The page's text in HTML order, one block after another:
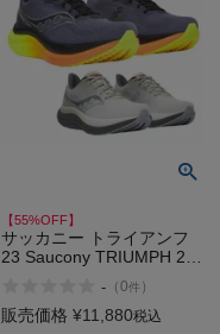
【55%OFF】
サッカニー トライアンフ
23 Saucony TRIUMPH 23
-（0件 ）
販売価格 ¥11,880税込